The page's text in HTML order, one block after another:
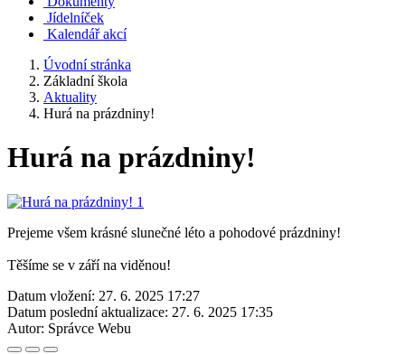
Jídelníček
Kalendář akcí
Úvodní stránka
Základní škola
Aktuality
Hurá na prázdniny!
Hurá na prázdniny!
Prejeme všem krásné slunečné léto a pohodové prázdniny!
Těšíme se v září na viděnou!
Datum vložení: 27. 6. 2025 17:27
Datum poslední aktualizace: 27. 6. 2025 17:35
Autor: Správce Webu